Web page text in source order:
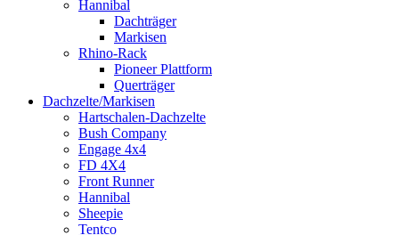
Hannibal
Dachträger
Markisen
Rhino-Rack
Pioneer Plattform
Querträger
Dachzelte/Markisen
Hartschalen-Dachzelte
Bush Company
Engage 4x4
FD 4X4
Front Runner
Hannibal
Sheepie
Tentco